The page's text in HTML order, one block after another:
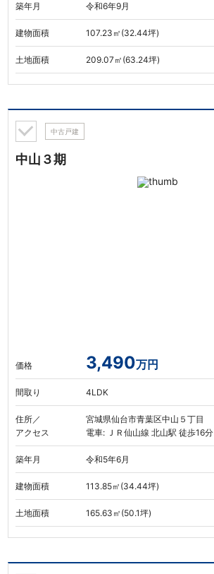
築年月 令和6年9月
建物面積 107.23㎡(32.44坪)
土地面積 209.07㎡(63.24坪)
中古戸建
中山３期
価格 3,490万円
間取り 4LDK
住所／
アクセス
宮城県仙台市青葉区中山５丁目
電車: ＪＲ仙山線 北山駅 徒歩16分
築年月 令和5年6月
建物面積 113.85㎡(34.44坪)
土地面積 165.63㎡(50.1坪)